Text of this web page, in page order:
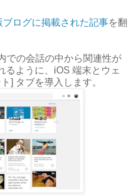
ログに掲載された記事を翻
での会話の中から関連性が
るように、iOS 端末とウェ
] タブを導入します。